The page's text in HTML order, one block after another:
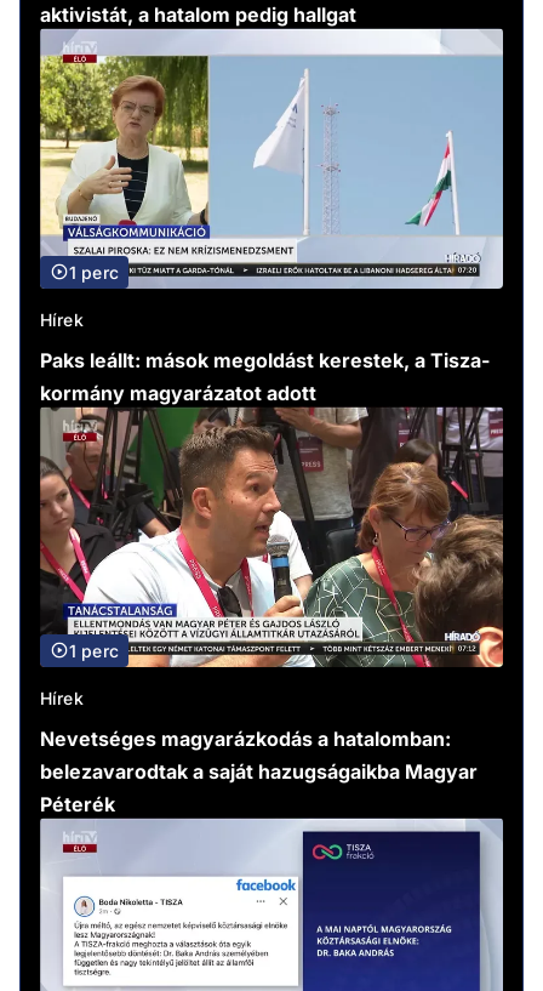
aktivistát, a hatalom pedig hallgat
1 perc
Hírek
Paks leállt: mások megoldást kerestek, a Tisza-
kormány magyarázatot adott
1 perc
Hírek
Nevetséges magyarázkodás a hatalomban:
belezavarodtak a saját hazugságaikba Magyar
Péterék